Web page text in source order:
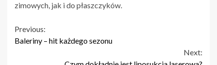
zimowych, jak i do płaszczyków.
Continue
Previous:
Baleriny – hit każdego sezonu
Next: